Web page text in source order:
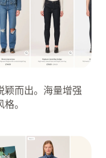
颖而出。海量增强
。